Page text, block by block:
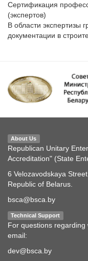
Сертификация
(экспертов)
В области экспертизы
документации в
About Us
Republican Unitary
Accreditation" (State
6 Velozavodskaya
Republic of Belarus.
bsca@bsca.by
Technical Support
For questions
email:
dev@bsca.by